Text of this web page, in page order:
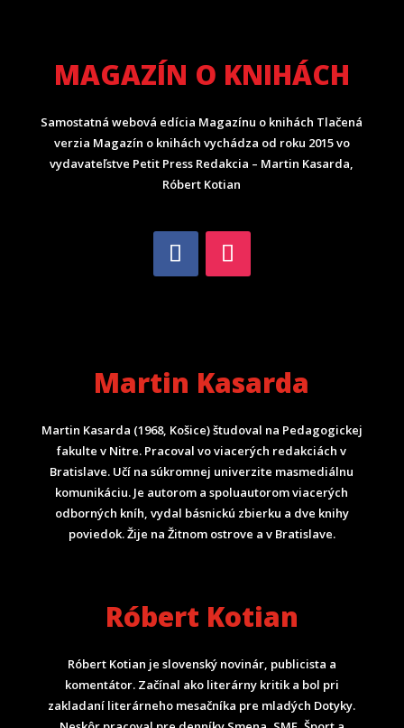
MAGAZÍN O KNIHÁCH
Samostatná webová edícia Magazínu o knihách Tlačená
verzia Magazín o knihách vychádza od roku 2015 vo
vydavateľstve Petit Press Redakcia – Martin Kasarda,
Róbert Kotian
Martin Kasarda
Martin Kasarda (1968, Košice) študoval na Pedagogickej
fakulte v Nitre. Pracoval vo viacerých redakciách v
Bratislave. Učí na súkromnej univerzite masmediálnu
komunikáciu. Je autorom a spoluautorom viacerých
odborných kníh, vydal básnickú zbierku a dve knihy
poviedok. Žije na Žitnom ostrove a v Bratislave.
Róbert Kotian
Róbert Kotian je slovenský novinár, publicista a
komentátor. Začínal ako literárny kritik a bol pri
zakladaní literárneho mesačníka pre mladých Dotyky.